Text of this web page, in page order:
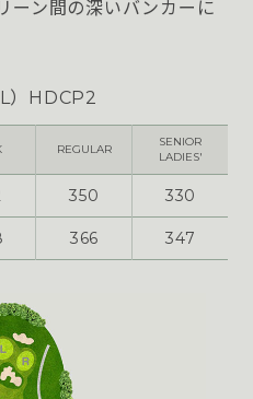
ーン間の深いバンカーに
）HDCP2
REGULAR
SENIOR
LADIES'
350 330
366 347